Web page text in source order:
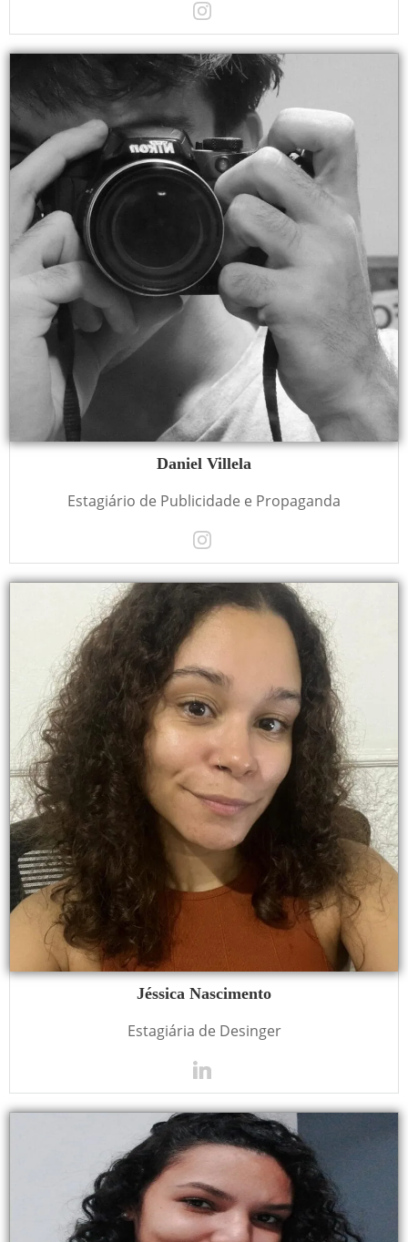
Daniel Villela
Estagiário de Publicidade e Propaganda
Jéssica Nascimento
Estagiária de Desinger